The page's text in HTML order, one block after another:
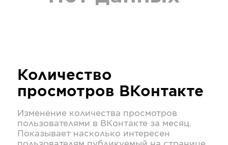
Количество
просмотров ВКонтакте
Изменение количества просмотров
пользователями в ВКонтакте за месяц.
Показывает насколько интересен